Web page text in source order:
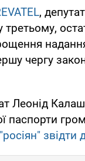
,
третьому,
чергу
Леонід
паспорти
звідти